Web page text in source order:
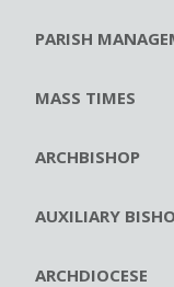
PARISH
MASS TIMES
ARCHBISHOP
AUXILIARY
ARCHDIOCESE